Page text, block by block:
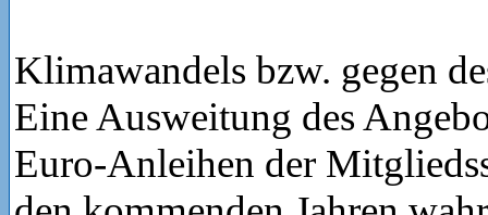
Klimawandels bzw. gegen
Eine Ausweitung des
Euro-Anleihen der